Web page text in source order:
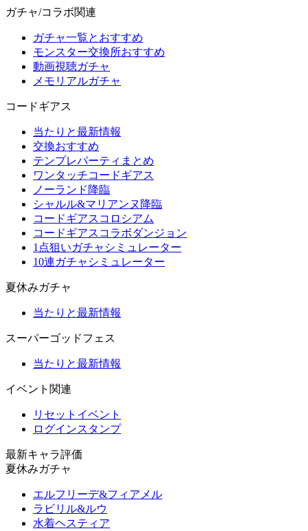
ガチャ/コラボ関連
ガチャ一覧とおすすめ
モンスター交換所おすすめ
動画視聴ガチャ
メモリアルガチャ
コードギアス
当たりと最新情報
交換おすすめ
テンプレパーティまとめ
ワンタッチコードギアス
ノーランド降臨
シャルル&マリアンヌ降臨
コードギアスコロシアム
コードギアスコラボダンジョン
1点狙いガチャシミュレーター
10連ガチャシミュレーター
夏休みガチャ
当たりと最新情報
スーパーゴッドフェス
当たりと最新情報
イベント関連
リセットイベント
ログインスタンプ
最新キャラ評価
夏休みガチャ
エルフリーデ&フィアメル
ラビリル&ルウ
水着ヘスティア